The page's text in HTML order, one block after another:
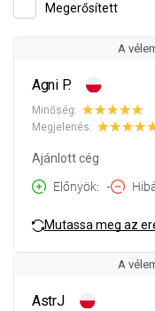
Megerősített
A
Agni P.
Minőség:
Megjelenés:
Ajánlott cég
Előnyök
-
Mutassa meg az
A
AstrJ